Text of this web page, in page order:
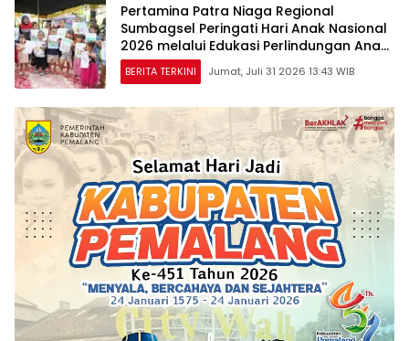
Pertamina Patra Niaga Regional
Sumbagsel Peringati Hari Anak Nasional
2026 melalui Edukasi Perlindungan Anak
dan Penguatan Posyandu
BERITA TERKINI Jumat, Juli 31 2026 13:43 WIB